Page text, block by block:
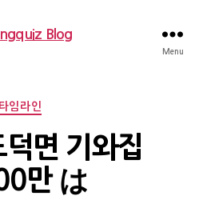
Menu
Categories
타임라인
면 기와집
만 は